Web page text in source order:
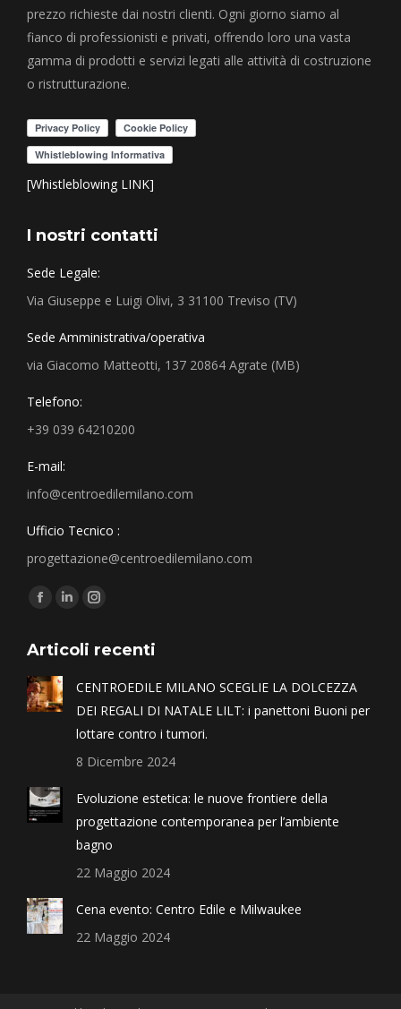
prezzo richieste dai nostri clienti. Ogni giorno siamo al
fianco di professionisti e privati, offrendo loro una vasta
gamma di prodotti e servizi legati alle attività di costruzione
o ristrutturazione.
[Whistleblowing LINK]
I nostri contatti
Sede Legale:
Via Giuseppe e Luigi Olivi, 3 31100 Treviso (TV)
Sede Amministrativa/operativa
via Giacomo Matteotti, 137 20864 Agrate (MB)
Telefono:
+39 039 64210200
E-mail:
info@centroedilemilano.com
Ufficio Tecnico :
progettazione@centroedilemilano.com
Find us on:
Articoli recenti
CENTROEDILE MILANO SCEGLIE LA DOLCEZZA
DEI REGALI DI NATALE LILT: i panettoni Buoni per
lottare contro i tumori.
8 Dicembre 2024
Evoluzione estetica: le nuove frontiere della
progettazione contemporanea per l’ambiente
bagno
22 Maggio 2024
Cena evento: Centro Edile e Milwaukee
22 Maggio 2024